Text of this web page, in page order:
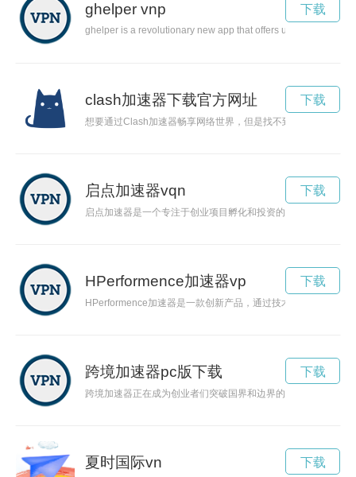
ghelper vnp
ghelper is a revolutionary new app that offers users
下载
clash加速器下载官方网址
想要通过Clash加速器畅享网络世界，但是找不到合适的下载
下载
启点加速器vqn
启点加速器是一个专注于创业项目孵化和投资的平台，为创业
下载
HPerformence加速器vp
HPerformence加速器是一款创新产品，通过技术手段释放个
下载
跨境加速器pc版下载
跨境加速器正在成为创业者们突破国界和边界的新路径。它们
下载
夏时国际vn 下载